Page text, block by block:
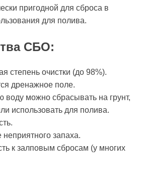
пригодной для сброса в
для полива.
СБО:
степень очистки (до 98%).
дренажное поле.
можно сбрасывать на грунт,
использовать для полива.
неприятного запаха.
к залповым сбросам (у многих